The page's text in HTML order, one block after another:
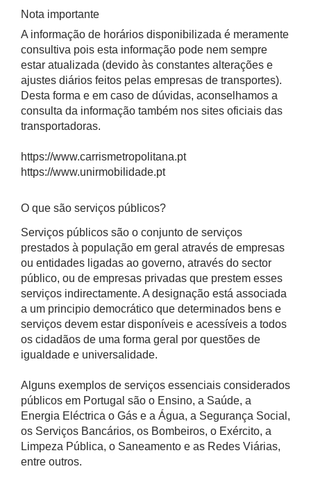
Nota importante
A informação de horários disponibilizada é meramente
consultiva pois esta informação pode nem sempre
estar atualizada (devido às constantes alterações e
ajustes diários feitos pelas empresas de transportes).
Desta forma e em caso de dúvidas, aconselhamos a
consulta da informação também nos sites oficiais das
transportadoras.
https://www.carrismetropolitana.pt
https://www.unirmobilidade.pt
O que são serviços públicos?
Serviços públicos são o conjunto de serviços
prestados à população em geral através de empresas
ou entidades ligadas ao governo, através do sector
público, ou de empresas privadas que prestem esses
serviços indirectamente. A designação está associada
a um principio democrático que determinados bens e
serviços devem estar disponíveis e acessíveis a todos
os cidadãos de uma forma geral por questões de
igualdade e universalidade.
Alguns exemplos de serviços essenciais considerados
públicos em Portugal são o Ensino, a Saúde, a
Energia Eléctrica o Gás e a Água, a Segurança Social,
os Serviços Bancários, os Bombeiros, o Exército, a
Limpeza Pública, o Saneamento e as Redes Viárias,
entre outros.